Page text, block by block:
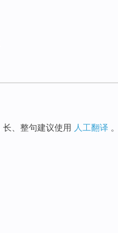
、整句建议使用 人工翻译